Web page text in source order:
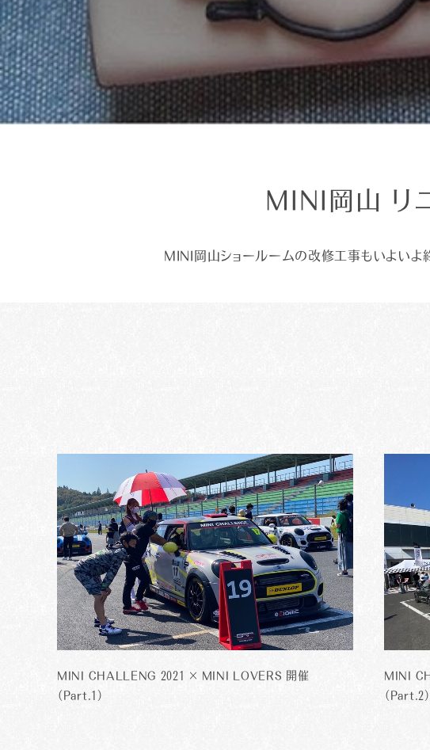
MINI岡山 リ
MINI岡山ショールームの改修工事もいよいよ
MINI CHALLENG 2021 × MINI LOVERS 開催
（Part.1）
MINI
（Part.2）